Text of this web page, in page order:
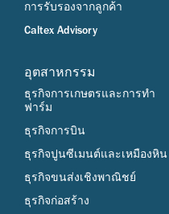
การรับรองจากลูกค้า
Caltex Advisory
อุตสาหกรรม
ธุรกิจการเกษตรและการทำ
ฟาร์ม
ธุรกิจการบิน
ธุรกิจปูนซีเมนต์และเหมืองหิน
ธุรกิจขนส่งเชิงพาณิชย์
ธุรกิจก่อสร้าง